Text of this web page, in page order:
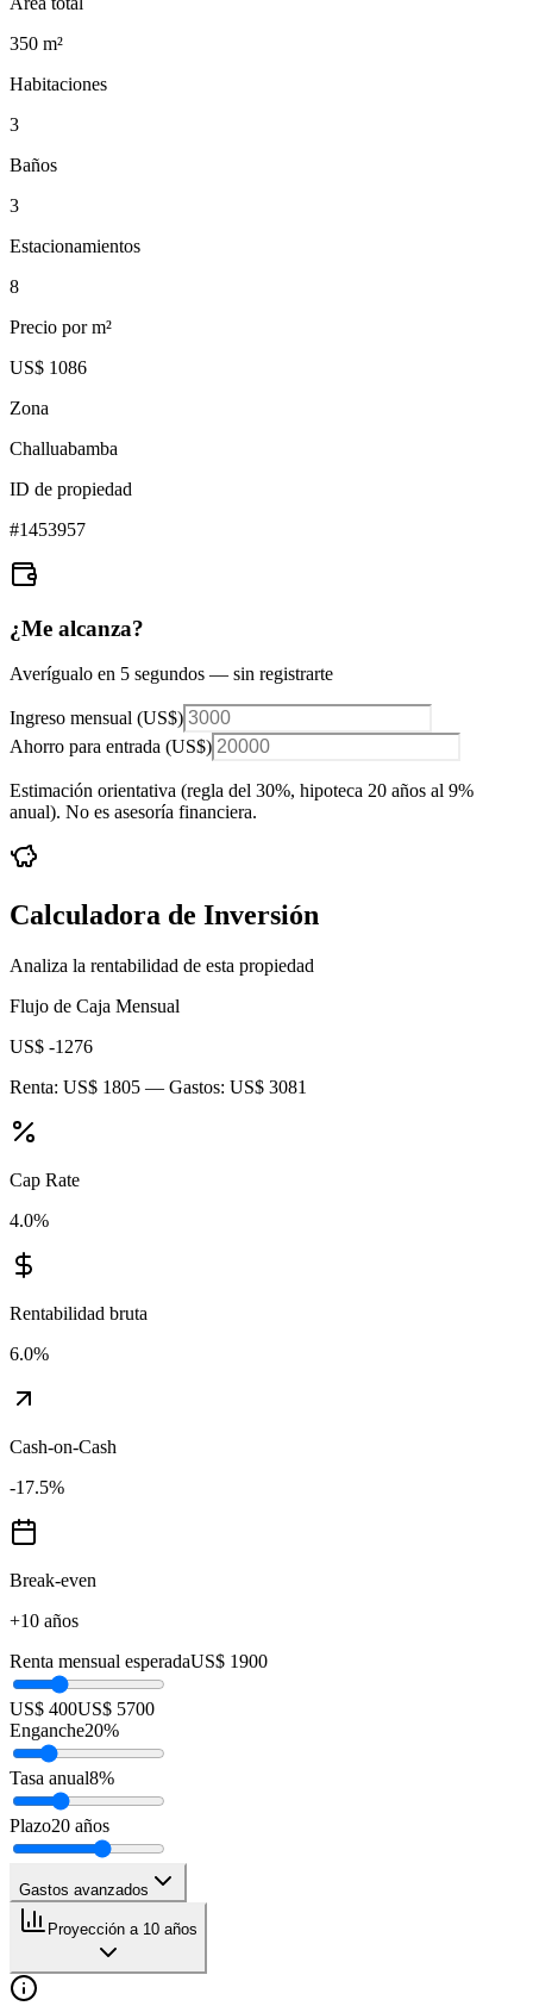
350 m²
Habitaciones
3
Baños
3
Estacionamientos
8
Precio por m²
US$ 1086
Zona
Challuabamba
ID de propiedad
#1453957
¿Me alcanza?
Averígualo en 5 segundos — sin registrarte
Ingreso mensual (US$)
Ahorro para entrada (US$)
Estimación orientativa (regla del 30%, hipoteca 20 años al 9%
anual). No es asesoría financiera.
Calculadora de Inversión
Analiza la rentabilidad de esta propiedad
Flujo de Caja Mensual
US$ -1276
Renta: US$ 1805 — Gastos: US$ 3081
Cap Rate
4.0%
Rentabilidad bruta
6.0%
Cash-on-Cash
-17.5%
Break-even
+10 años
Renta mensual esperadaUS$ 1900
US$ 400US$ 5700
Enganche20%
Tasa anual8%
Plazo20 años
Gastos avanzados
Proyección a 10 años